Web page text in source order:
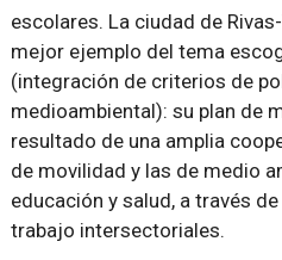
escolares. La ciudad de
mejor ejemplo del tema
(integración de criterios de
medioambiental): su plan de
resultado de una amplia
de movilidad y las de medio
educación y salud, a través
trabajo intersectoriales.